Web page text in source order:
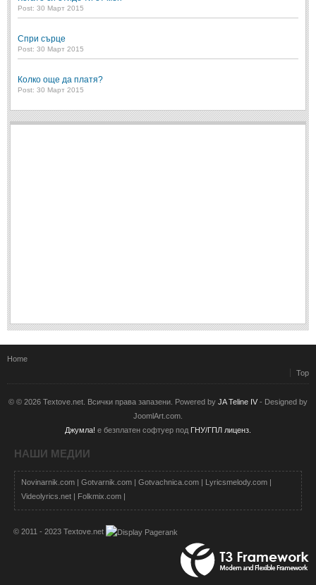
Post: 30 Март 2015
Спри сърце
Post: 30 Март 2015
Колко още да платя?
Post: 30 Март 2015
Home
Top
© © 2026 Textove.net. Всички права запазени. Powered by JA Teline IV - Designed by
JoomlArt.com.
Джумла! е безплатен софтуер под ГНУ/ГПЛ лиценз.
НАШИ МЕДИИ
Novinarnik.com | Gotvarnik.com | Gotvachnica.com | Lyricsmelody.com |
Videolyrics.net | Folkmix.com |
© 2011 - 2023 Textove.net